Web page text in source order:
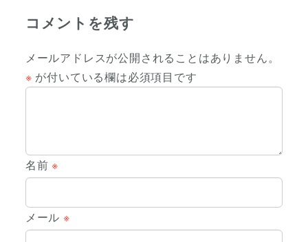
コメントを残す
メールアドレスが公開されることはありません。
※ が付いている欄は必須項目です
名前※
メール ※